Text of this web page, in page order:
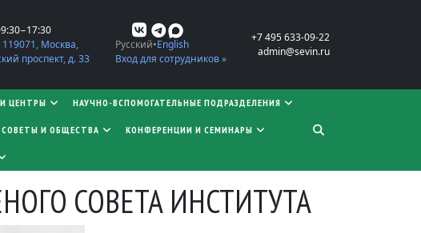
119071, Москва,
проспект, д. 33
Русский English
Вход для сотрудников »
+7 495 633-09-22
admin@sevin.ru
ЦЕНТРЫ НАУЧНО-ВСПОМОГАТЕЛЬНЫЕ ПОДРАЗДЕЛЕНИЯ
И ОБЩЕСТВА КОНФЕРЕНЦИИ И СЕМИНАРЫ
СОВЕТА ИНСТИТУТА